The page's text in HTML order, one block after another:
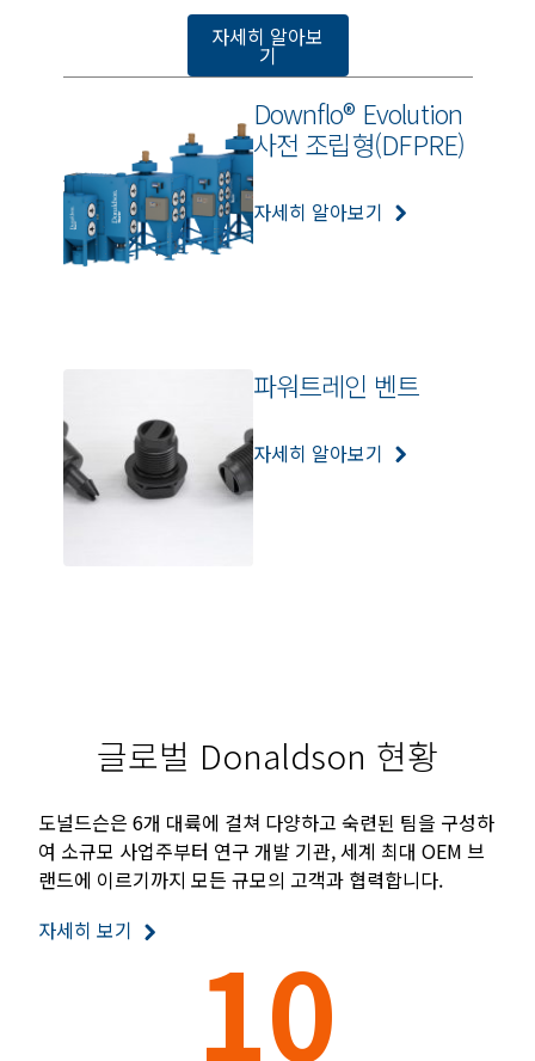
자세히 알아보
기
Downflo® Evolution
사전 조립형(DFPRE)
자세히 알아보기
파워트레인 벤트
자세히 알아보기
글로벌 Donaldson 현황
도널드슨은 6개 대륙에 걸쳐 다양하고 숙련된 팀을 구성하
여 소규모 사업주부터 연구 개발 기관, 세계 최대 OEM 브
랜드에 이르기까지 모든 규모의 고객과 협력합니다.
자세히 보기
10